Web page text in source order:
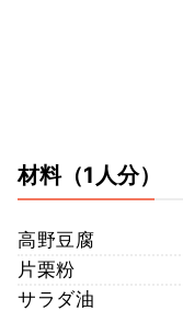
材料（1人分）
高野豆腐
片栗粉
サラダ油